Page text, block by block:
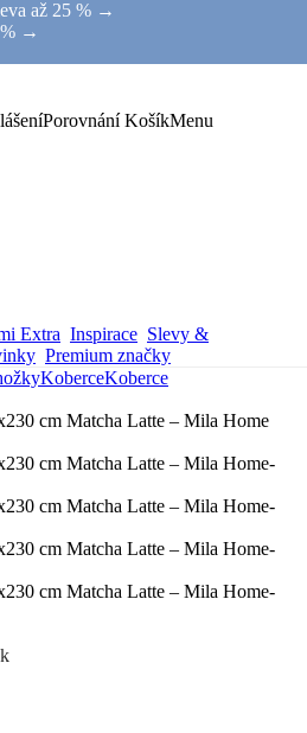
až 25 % →
% →
Porovnání KošíkMenu
Extra Inspirace Slevy &
Premium značky
KoberceKoberce